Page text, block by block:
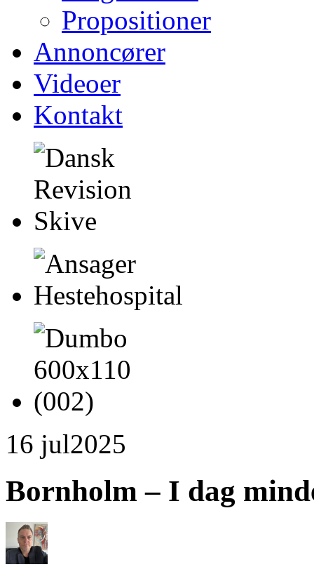
Propositioner
Annoncører
Videoer
Kontakt
16 jul2025
Bornholm – I dag